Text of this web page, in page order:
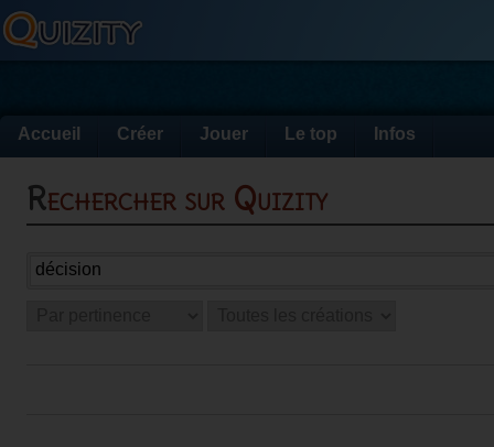
Accueil Créer Jouer Le top Infos
Rechercher sur Quizity